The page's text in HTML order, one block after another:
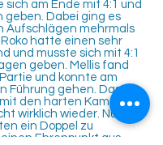
sich am Ende mit 4:1 und
geben. Dabei ging es
Aufschlägen mehrmals
hatte einen sehr
und musste sich mit 4:1
geben. Mellis fand
und konnte am
Führung gehen. Das 4:1
den harten Kampf auf
wirklich wieder. Nun
ein Doppel zu
Ehrenpunkt aus